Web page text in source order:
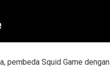
pembeda Squid Game dengan